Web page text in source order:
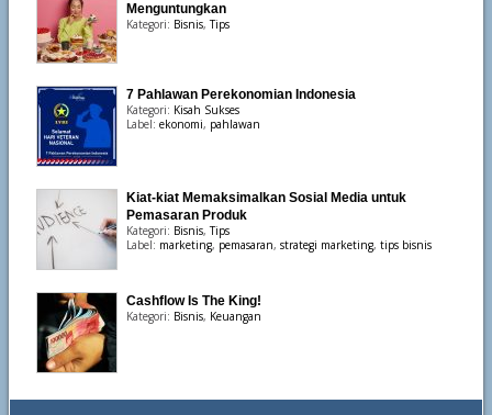
Menguntungkan
Kategori: Bisnis,Tips
7 Pahlawan Perekonomian Indonesia
Kategori: Kisah Sukses
Label: ekonomi, pahlawan
Kiat-kiat Memaksimalkan Sosial Media untuk
Pemasaran Produk
Kategori: Bisnis,Tips
Label: marketing, pemasaran, strategi marketing, tips bisnis
Cashflow Is The King!
Kategori: Bisnis, Keuangan